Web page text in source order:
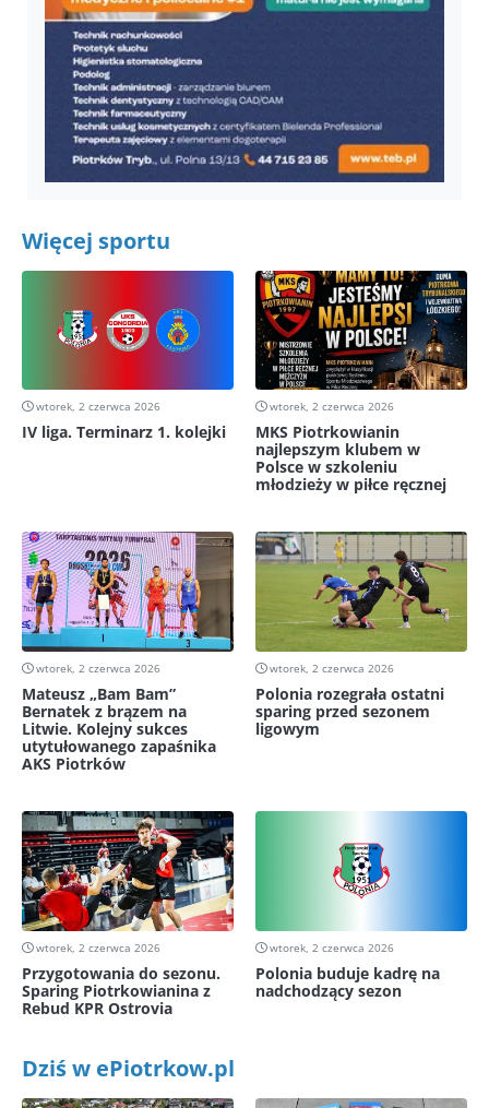
Więcej sportu
wtorek, 2 czerwca 2026
IV liga. Terminarz 1. kolejki
wtorek, 2 czerwca 2026
MKS Piotrkowianin
najlepszym klubem w
Polsce w szkoleniu
młodzieży w piłce ręcznej
wtorek, 2 czerwca 2026
Mateusz „Bam Bam”
Bernatek z brązem na
Litwie. Kolejny sukces
utytułowanego zapaśnika
AKS Piotrków
wtorek, 2 czerwca 2026
Polonia rozegrała ostatni
sparing przed sezonem
ligowym
wtorek, 2 czerwca 2026
Przygotowania do sezonu.
Sparing Piotrkowianina z
Rebud KPR Ostrovia
wtorek, 2 czerwca 2026
Polonia buduje kadrę na
nadchodzący sezon
Dziś w ePiotrkow.pl